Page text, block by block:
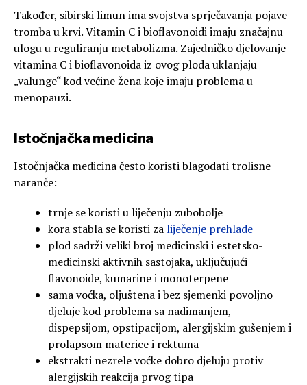
Također, sibirski limun ima svojstva sprječavanja pojave
tromba u krvi. Vitamin C i bioflavonoidi imaju značajnu
ulogu u reguliranju metabolizma. Zajedničko djelovanje
vitamina C i bioflavonoida iz ovog ploda uklanjaju
„valunge“ kod većine žena koje imaju problema u
menopauzi.
Istočnjačka medicina
Istočnjačka medicina često koristi blagodati trolisne
naranče:
trnje se koristi u liječenju zubobolje
kora stabla se koristi zaliječenje prehlade
plod sadrži veliki broj medicinski i estetsko-
medicinski aktivnih sastojaka, uključujući
flavonoide, kumarine i monoterpene
sama voćka, oljuštena i bez sjemenki povoljno
djeluje kod problema sa nadimanjem,
dispepsijom, opstipacijom, alergijskim gušenjem i
prolapsom materice i rektuma
ekstrakti nezrele voćke dobro djeluju protiv
alergijskih reakcija prvog tipa